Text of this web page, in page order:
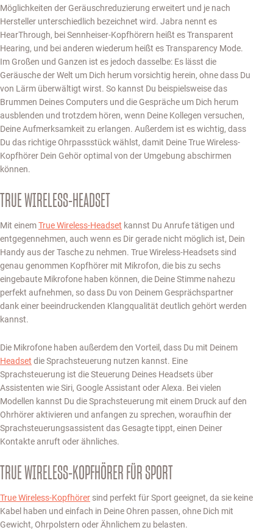
Möglichkeiten der Geräuschreduzierung erweitert und je nach
Hersteller unterschiedlich bezeichnet wird. Jabra nennt es
HearThrough, bei Sennheiser-Kopfhörern heißt es Transparent
Hearing, und bei anderen wiederum heißt es Transparency Mode.
Im Großen und Ganzen ist es jedoch dasselbe: Es lässt die
Geräusche der Welt um Dich herum vorsichtig herein, ohne dass Du
von Lärm überwältigt wirst. So kannst Du beispielsweise das
Brummen Deines Computers und die Gespräche um Dich herum
ausblenden und trotzdem hören, wenn Deine Kollegen versuchen,
Deine Aufmerksamkeit zu erlangen. Außerdem ist es wichtig, dass
Du das richtige Ohrpassstück wählst, damit Deine True Wireless-
Kopfhörer Dein Gehör optimal von der Umgebung abschirmen
können.
TRUE WIRELESS-HEADSET
Mit einemTrue Wireless-Headset kannst Du Anrufe tätigen und
entgegennehmen, auch wenn es Dir gerade nicht möglich ist, Dein
Handy aus der Tasche zu nehmen. True Wireless-Headsets sind
genau genommen Kopfhörer mit Mikrofon, die bis zu sechs
eingebaute Mikrofone haben können, die Deine Stimme nahezu
perfekt aufnehmen, so dass Du von Deinem Gesprächspartner
dank einer beeindruckenden Klangqualität deutlich gehört werden
kannst.
Die Mikrofone haben außerdem den Vorteil, dass Du mit Deinem
Headset die Sprachsteuerung nutzen kannst. Eine
Sprachsteuerung ist die Steuerung Deines Headsets über
Assistenten wie Siri, Google Assistant oder Alexa. Bei vielen
Modellen kannst Du die Sprachsteuerung mit einem Druck auf den
Ohrhörer aktivieren und anfangen zu sprechen, woraufhin der
Sprachsteuerungsassistent das Gesagte tippt, einen Deiner
Kontakte anruft oder ähnliches.
TRUE WIRELESS-KOPFHÖRER FÜR SPORT
True Wireless-Kopfhörer sind perfekt für Sport geeignet, da sie keine
Kabel haben und einfach in Deine Ohren passen, ohne Dich mit
Gewicht, Ohrpolstern oder Ähnlichem zu belasten.